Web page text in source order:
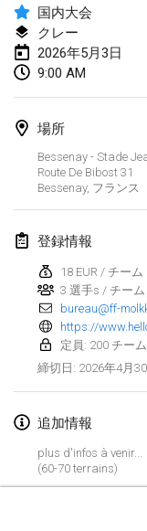
国内大会
クレー
2026年5月3日
9:00 AM
場所
Bessenay - Stade
Route De Bibost 31
Bessenay, フランス
登録情報
18 EUR / チーム
3 選手s / チーム
bureau@ff-
定員: 200 チーム
締切日 : 2026年4月
追加情報
plus d'infos à venir...
(60-70 terrains)
Tournoi de
2026年1月31日
2026年2月1日
Indoor Polish
2026年2月7日
Lazala Indoor
2026年2月7日|
Indoor Polish
2026年2月8日|
StranaMölkky
2026年2月14日
GB Master